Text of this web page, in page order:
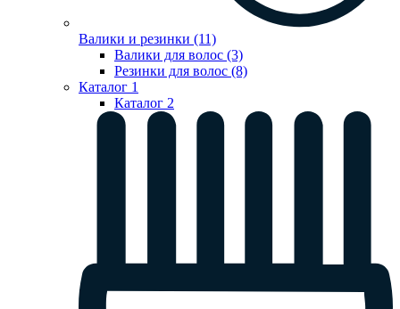
Валики и резинки (11)
Валики для волос (3)
Резинки для волос (8)
Каталог 1
Каталог 2